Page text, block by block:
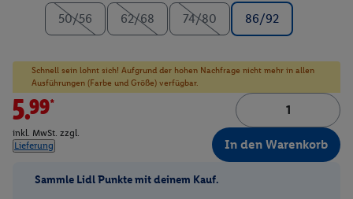
50/56 62/68 74/80 86/92
Schnell sein lohnt sich! Aufgrund der hohen Nachfrage nicht mehr in allen
Ausführungen (Farbe und Größe) verfügbar.
5.99*
inkl. MwSt. zzgl.
Lieferung
In den Warenkorb
Sammle Lidl Punkte mit deinem Kauf.